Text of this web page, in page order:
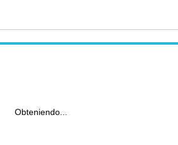
Obteniendo...